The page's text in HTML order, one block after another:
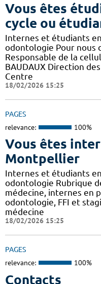
Vous êtes
cycle ou
Internes et étudiants
odontologie Pour nous
Responsable de la
BAUDAUX Direction
Centre
18/02/2026 15:25
PAGES
relevance: 100%
Vous êtes
Montpellier
Internes et étudiants
odontologie Rubrique
médecine, internes en
odontologie, FFI et
médecine
18/02/2026 15:25
PAGES
relevance: 100%
Contacts